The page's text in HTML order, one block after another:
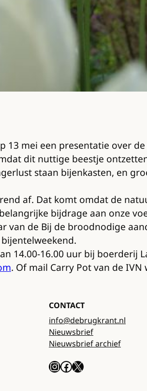
13 mei een presentatie over
dit nuttige beestje
staan bijenkasten, en
af. Dat komt omdat de
bijdrage aan onze
van de Bij de broodnodige
14.00-16.00 uur bij boerderij
. Of mail Carry Pot van de
CONTACT
info@debrugkrant.nl
Nieuwsbrief
Nieuwsbrief archief
InstagramFacebook X